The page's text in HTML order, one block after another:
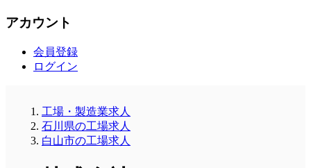
アカウント
会員登録
ログイン
工場・製造業求人
石川県の工場求人
白山市の工場求人